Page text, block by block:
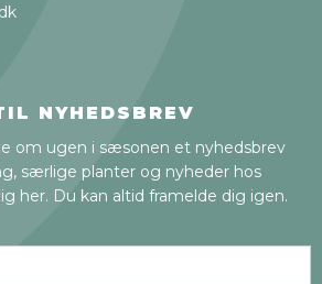
NYHEDSBREV
om ugen i sæsonen et nyhedsbrev
særlige planter og nyheder hos
her. Du kan altid framelde dig igen.